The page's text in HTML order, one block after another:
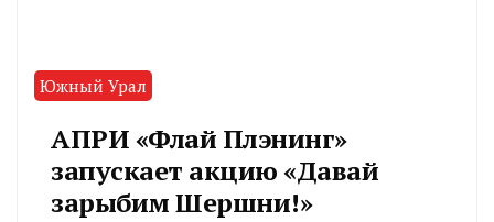
Южный Урал
АПРИ «Флай Плэнинг»
запускает акцию «Давай
зарыбим Шершни!»